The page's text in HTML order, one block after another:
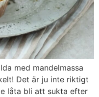
med mandelmassa
Det är ju inte riktigt
låta bli att sukta efter